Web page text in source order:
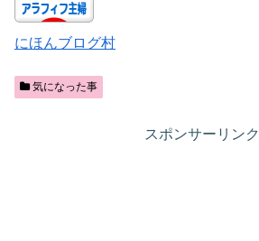
にほんブログ村
気になった事
スポンサーリンク